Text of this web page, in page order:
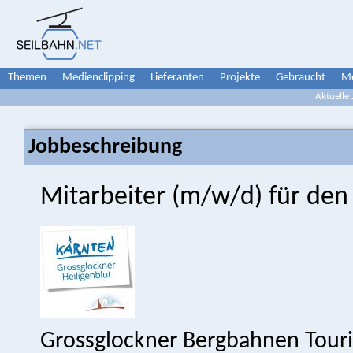
Themen Medienclipping Lieferanten Projekte Gebraucht
Aktuelle
Jobbeschreibung
Mitarbeiter (m/w/d) für den
Grossglockner Bergbahnen